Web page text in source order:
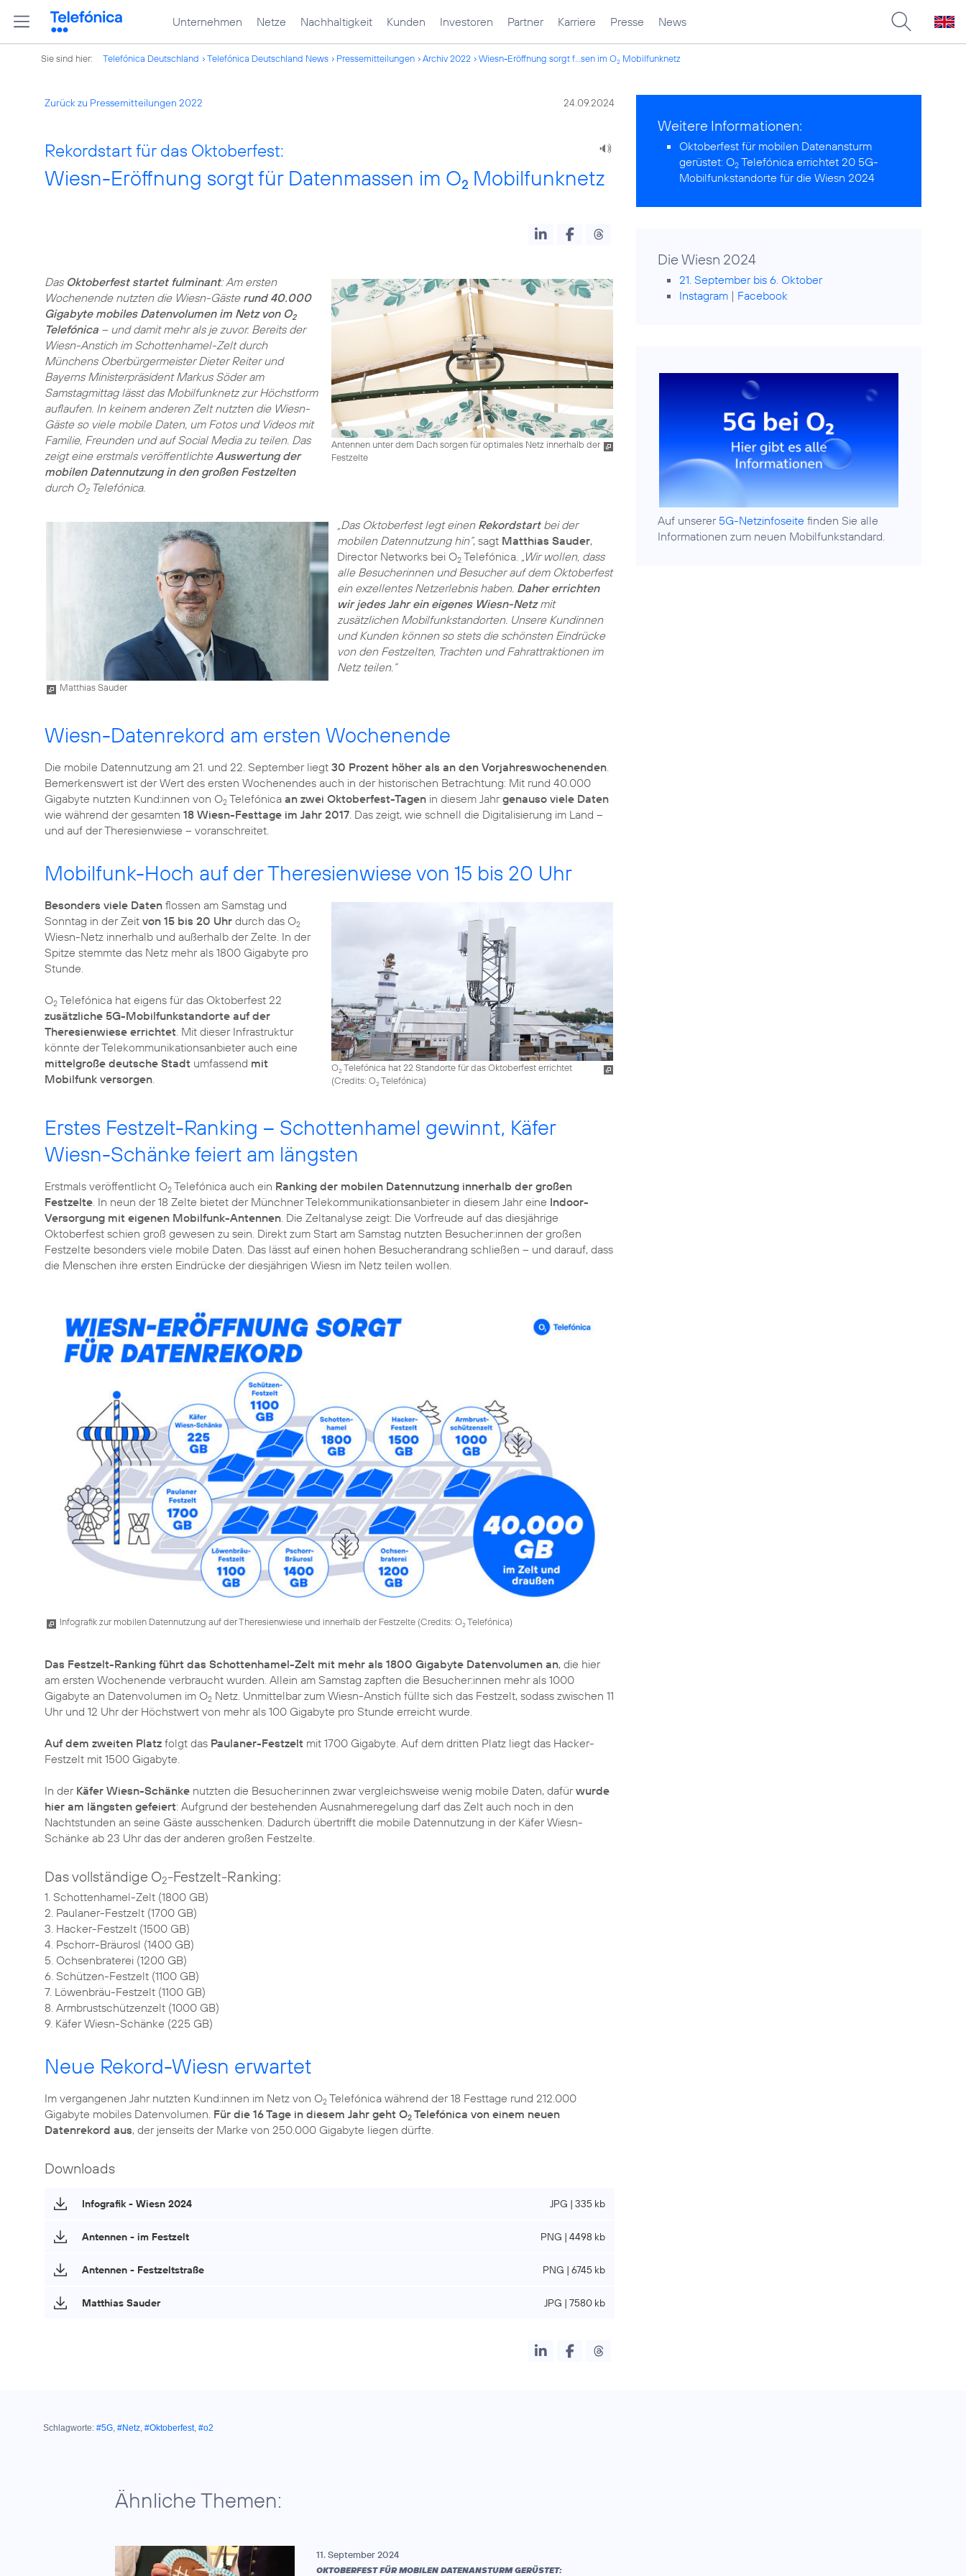
Unternehmen Netze Nachhaltigkeit Kunden Investoren Partner Karriere Presse News
Sie sind hier: Telefónica Deutschland Telefónica Deutschland News Pressemitteilungen Archiv 2022 Wiesn-Eröffnung sorgt f...sen im O2 Mobilfunknetz
Zurück zu Pressemitteilungen 2022 24.09.2024
Rekordstart für das Oktoberfest:
Wiesn-Eröffnung sorgt für Datenmassen im O2 Mobilfunknetz
Antennen unter dem Dach sorgen für optimales Netz innerhalb der
Festzelte
Das Oktoberfest startet fulminant: Am ersten
Wochenende nutzten die Wiesn-Gäste rund 40.000
Gigabyte mobiles Datenvolumen im Netz von O2
Telefónica – und damit mehr als je zuvor. Bereits der
Wiesn-Anstich im Schottenhamel-Zelt durch
Münchens Oberbürgermeister Dieter Reiter und
Bayerns Ministerpräsident Markus Söder am
Samstagmittag lässt das Mobilfunknetz zur Höchstform
auflaufen. In keinem anderen Zelt nutzten die Wiesn-
Gäste so viele mobile Daten, um Fotos und Videos mit
Familie, Freunden und auf Social Media zu teilen. Das
zeigt eine erstmals veröffentlichteAuswertung der
mobilen Datennutzung in den großen Festzelten
durch O2Telefónica.
Matthias Sauder
„Das Oktoberfest legt einen Rekordstartbei der
mobilen Datennutzung hin“, sagt Matthias Sauder,
Director Networks bei O2Telefónica. „Wir wollen, dass
alle Besucherinnen und Besucher auf dem Oktoberfest
ein exzellentes Netzerlebnis haben. Daher errichten
wir jedes Jahr ein eigenes Wiesn-Netzmit
zusätzlichen Mobilfunkstandorten. Unsere Kundinnen
und Kunden können so stets die schönsten Eindrücke
von den Festzelten, Trachten und Fahrattraktionen im
Netz teilen.“
Wiesn-Datenrekord am ersten Wochenende
Die mobile Datennutzung am 21. und 22. September liegt 30 Prozent höher als an den Vorjahreswochenenden
Bemerkenswert ist der Wert des ersten Wochenendes auch in der historischen Betrachtung: Mit rund 40.000
Gigabyte nutzten Kund:innen von O2 Telefónica an zwei Oktoberfest-Tagen in diesem Jahrgenauso viele Daten
wie während der gesamten 18 Wiesn-Festtage im Jahr 2017 . Das zeigt, wie schnell die Digitalisierung im Land –
und auf der Theresienwiese – voranschreitet.
Mobilfunk-Hoch auf der Theresienwiese von 15 bis 20 Uhr
O2Telefónica hat 22 Standorte für das Oktoberfest errichtet
(Credits: O2Telefónica)
Besonders viele Daten flossen am Samstag und
Sonntag in der Zeit von 15 bis 20 Uhr durch das O2
Wiesn-Netz innerhalb und außerhalb der Zelte. In der
Spitze stemmte das Netz mehr als 1800 Gigabyte pro
Stunde.
O2 Telefónica hat eigens für das Oktoberfest 22
zusätzliche 5G-Mobilfunkstandorte auf der
Theresienwiese errichtet . Mit dieser Infrastruktur
könnte der Telekommunikationsanbieter auch eine
mittelgroße deutsche Stadt umfassend mit
Mobilfunk versorgen
Erstes Festzelt-Ranking – Schottenhamel gewinnt, Käfer
Wiesn-Schänke feiert am längsten
Erstmals veröffentlicht O2 Telefónica auch ein Ranking der mobilen Datennutzung innerhalb der großen
Festzelte . In neun der 18 Zelte bietet der Münchner Telekommunikationsanbieter in diesem Jahr eine Indoor-
Versorgung mit eigenen Mobilfunk-Antennen . Die Zeltanalyse zeigt: Die Vorfreude auf das diesjährige
Oktoberfest schien groß gewesen zu sein. Direkt zum Start am Samstag nutzten Besucher:innen der großen
Festzelte besonders viele mobile Daten. Das lässt auf einen hohen Besucherandrang schließen – und darauf, dass
die Menschen ihre ersten Eindrücke der diesjährigen Wiesn im Netz teilen wollen.
Infografik zur mobilen Datennutzung auf der Theresienwiese und innerhalb der Festzelte (Credits: O2Telefónica)
Das Festzelt-Ranking führt das Schottenhamel-Zelt mit mehr als 1800 Gigabyte Datenvolumen an, die hier
am ersten Wochenende verbraucht wurden. Allein am Samstag zapften die Besucher:innen mehr als 1000
Gigabyte an Datenvolumen im O2 Netz. Unmittelbar zum Wiesn-Anstich füllte sich das Festzelt, sodass zwischen 11
Uhr und 12 Uhr der Höchstwert von mehr als 100 Gigabyte pro Stunde erreicht wurde.
Auf dem zweiten Platz folgt das Paulaner-Festzelt mit 1700 Gigabyte. Auf dem dritten Platz liegt das Hacker-
Festzelt mit 1500 Gigabyte.
In der Käfer Wiesn-Schänke nutzten die Besucher:innen zwar vergleichsweise wenig mobile Daten, dafürwurde
hier am längsten gefeiert: Aufgrund der bestehenden Ausnahmeregelung darf das Zelt auch noch in den
Nachtstunden an seine Gäste ausschenken. Dadurch übertrifft die mobile Datennutzung in der Käfer Wiesn-
Schänke ab 23 Uhr das der anderen großen Festzelte.
Das vollständige O2-Festzelt-Ranking:
1. Schottenhamel-Zelt (1800 GB)
2. Paulaner-Festzelt (1700 GB)
3. Hacker-Festzelt (1500 GB)
4. Pschorr-Bräurosl (1400 GB)
5. Ochsenbraterei (1200 GB)
6. Schützen-Festzelt (1100 GB)
7. Löwenbräu-Festzelt (1100 GB)
8. Armbrustschützenzelt (1000 GB)
9. Käfer Wiesn-Schänke (225 GB)
Neue Rekord-Wiesn erwartet
Im vergangenen Jahr nutzten Kund:innen im Netz von O2 Telefónica während der 18 Festtage rund 212.000
Gigabyte mobiles Datenvolumen. Für die 16 Tage in diesem Jahr geht O2 Telefónica von einem neuen
Datenrekord aus, der jenseits der Marke von 250.000 Gigabyte liegen dürfte.
Downloads
Infografik - Wiesn 2024 JPG | 335 kb
Antennen - im Festzelt PNG | 4498 kb
Antennen - Festzeltstraße PNG | 6745 kb
Matthias Sauder JPG | 7580 kb
Weitere Informationen:
Oktoberfest für mobilen Datenansturm
gerüstet:O2 Telefónica errichtet 20 5G-
Mobilfunkstandorte für die Wiesn 2024
Die Wiesn 2024
21. September bis 6. Oktober
Instagram | Facebook
Auf unserer 5G-Netzinfoseite finden Sie alle
Informationen zum neuen Mobilfunkstandard.
Schlagworte: #5G #Netz #Oktoberfest, #o2
Ähnliche Themen:
11. September 2024
OKTOBERFEST FÜR MOBILEN DATENANSTURM GERÜSTET: